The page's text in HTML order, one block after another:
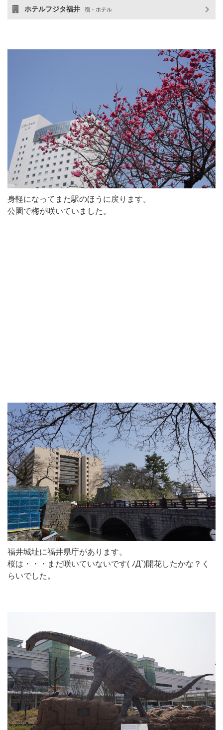
ホテルフジタ福井 宿・ホテル
身軽になってまた駅のほうに戻ります。
公園で梅が咲いていました。
福井城址に福井県庁があります。
桜は・・・まだ咲いていないです( ﾉД`)開花したかな？く
らいでした。